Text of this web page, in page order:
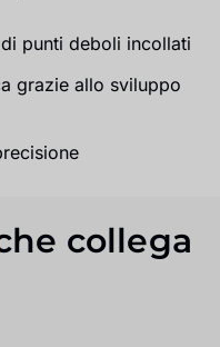
punti deboli incollati
grazie allo sviluppo
collega